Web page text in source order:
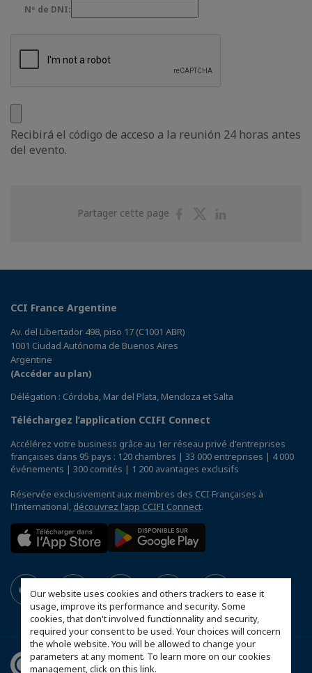
Our website uses cookies and others trackers to ease it
usage, improve its performance and security. Some
cookies, that don't involved functionnality and security,
required your consent to be used. Your choices will concern
the whole website. You will be allowed to change your
parameters at any moment. To learn more on our cookies
management,click on this link.
Nº de DNI:
Recibirá el código de acceso a la reunión 24 horas antes
del evento.
Partager cette page
PartagerPartager
CCI France Argentine
Av. del Libertador 498, piso 17 (C1001 ABR)
1001 Ciudad Autónoma de Buenos Aires
Argentine
(Accéder au plan)
Délégation : Córdoba, Mar del Plata, Mendoza et Salta
Téléchargez l’application CCIFI Connect
Accélérez votre business grâce au 1er réseau privé d'entreprises
françaises dans 95 pays : 120 chambres | 33 000 entreprises | 4 000
événements | 300 comités | 1 200 avantages exclusifs
Réservée exclusivement aux membres des CCI Françaises à
l'International, découvrez l'app CCIFI Connect.